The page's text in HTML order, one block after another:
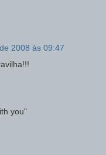
2008 às 09:47
you"